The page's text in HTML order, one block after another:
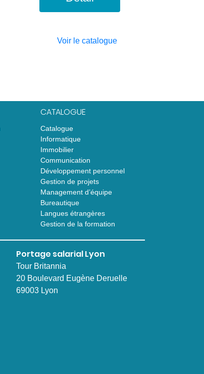
Voir le catalogue
CATALOGUE
Catalogue
Informatique
Immobilier
Communication
Développement personnel
Gestion de projets
Management d’équipe
Bureautique
Langues étrangères
Gestion de la formation
Portage salarial Lyon
Tour Britannia
20 Boulevard Eugène Deruelle
69003 Lyon